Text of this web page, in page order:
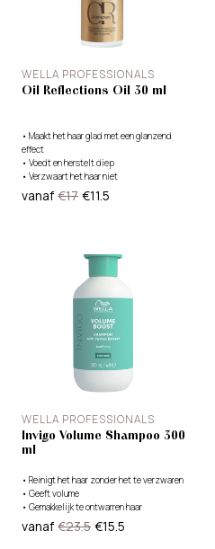
WELLA PROFESSIONALS
Oil Reflections Oil 30 ml
• Maakt het haar glad met een glanzend
effect
• Voedt en herstelt diep
• Verzwaart het haar niet
vanaf €17 €11.5
WELLA PROFESSIONALS
Invigo Volume Shampoo 300
ml
• Reinigt het haar zonder het te verzwaren
• Geeft volume
• Gemakkelijk te ontwarren haar
vanaf €23.5 €15.5